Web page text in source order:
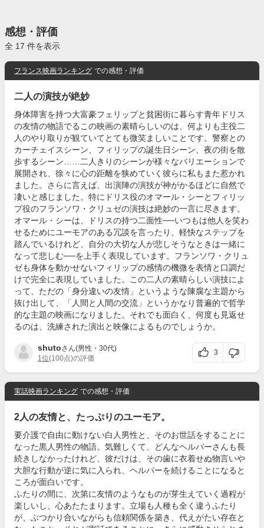
感想・評価
全 17 件を表示
フランス映画ランキング での感想・評価
二人の演技が絶妙
身体障害を持つ大富豪フェリップと貧困街に暮らす青年ドリス
の友情の物語でるこの映画の素晴らしいのは、何よりも主役二
人のやり取りが観ていてとても微笑ましいことです。警察との
カーチェイスシーン、フィリップの誕生日シーン、夜の街を散
歩するシーン……二人きりのシーンが様々なバリエーションで
展開され、徐々に心の距離を狭めていく彼らに私もまた惹かれ
ました。さらに言えば、出演陣の演技が神がかるほどに自然で
凄いと感じました。特にドリス役のオマール・シーとフィリッ
プ役のフランソワ・クリュゼの演技は絶妙の一言に尽きます。
オマール・シーは、ドリスの持つ二面性──いつもは他人を笑わ
せるためにユーモアのある冗談を言ったり、軽快なステップを
踏んでいるけれど、自分の大切な人が悲しそうなときは一緒に
なって悲しむ──を上手く表現しています。フランソワ・クリュ
ゼも身体を動かせないフィリップの感情の機微を表情と口調だ
けで完全に表現していました。この二人の素晴らしい演技によ
って、ただの「身分違いの友情」というような陳腐な主題から
抜け出して、「人間と人間の交流」というかなり普遍的で哲学
的な主題の映画になりました。それでも面白く、何度も見返せ
るのは、洗練された演出と映像によるものでしょうか。
shutoさん(男性・30代)
1位(100点)の評価
3
実話映画ランキング での感想・評価
2人の友情と、たっぷりのユーモア。
要介護で自由に動けない白人男性と、そのお世話をすることに
なった黒人男性の物語。気難しくて、どんなヘルパーさんも長
続きしなかったけれど、彼だけは、その歯に衣着せぬ物言いや
大胆な行動が逆に気に入られ、ヘルパーを続けることになると
ころが面白いです。
ふたりの間に、次第に友情のようなものが芽生えていく過程が
楽しいし、心あたたまります。立場も人種も全く違うふたり
が、ぶつかり合いながらも信頼関係を築き、代えがたい存在と